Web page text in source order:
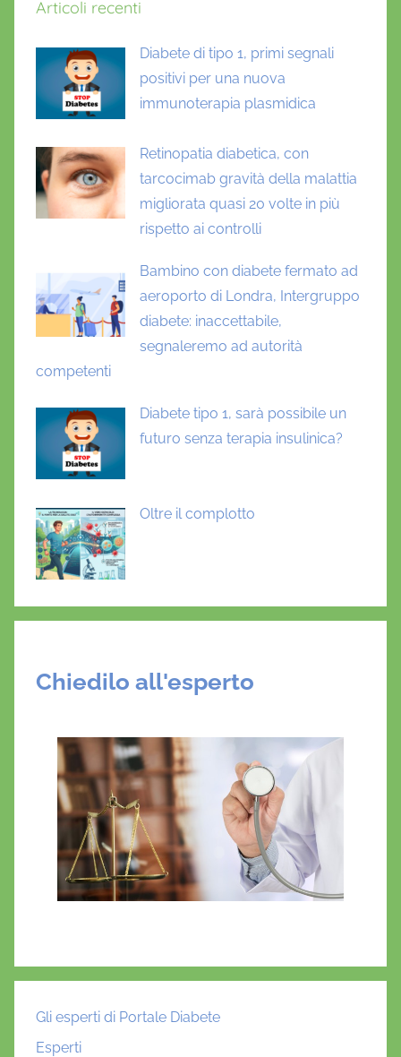
Articoli recenti
Diabete di tipo 1, primi segnali
positivi per una nuova
immunoterapia plasmidica
Retinopatia diabetica, con
tarcocimab gravità della malattia
migliorata quasi 20 volte in più
rispetto ai controlli
Bambino con diabete fermato ad
aeroporto di Londra, Intergruppo
diabete: inaccettabile,
segnaleremo ad autorità
competenti
Diabete tipo 1, sarà possibile un
futuro senza terapia insulinica?
Oltre il complotto
Chiedilo all'esperto
Gli esperti di Portale Diabete
Esperti